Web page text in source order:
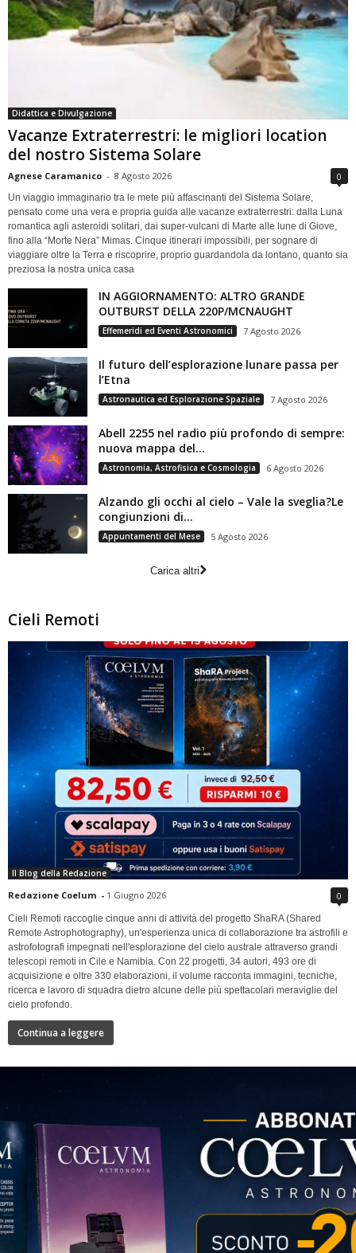
Didattica e Divulgazione
Vacanze Extraterrestri: le migliori location
del nostro Sistema Solare
Agnese Caramanico - 8 Agosto 2026 0
Un viaggio immaginario tra le mete più affascinanti del Sistema Solare,
pensato come una vera e propria guida alle vacanze extraterrestri: dalla Luna
romantica agli asteroidi solitari, dai super-vulcani di Marte alle lune di Giove,
fino alla “Morte Nera” Mimas. Cinque itinerari impossibili, per sognare di
viaggiare oltre la Terra e riscoprire, proprio guardandola da lontano, quanto sia
preziosa la nostra unica casa
IN AGGIORNAMENTO: ALTRO GRANDE
OUTBURST DELLA 220P/MCNAUGHT
Effemeridi ed Eventi Astronomici 7 Agosto 2026
Il futuro dell’esplorazione lunare passa per
l’Etna
Astronautica ed Esplorazione Spaziale 7 Agosto 2026
Abell 2255 nel radio più profondo di sempre:
nuova mappa del...
Astronomia, Astrofisica e Cosmologia 6 Agosto 2026
Alzando gli occhi al cielo – Vale la sveglia?Le
congiunzioni di...
Appuntamenti del Mese 5 Agosto 2026
Carica altri
Cieli Remoti
Il Blog della Redazione
Redazione Coelum - 1 Giugno 2026 0
Cieli Remoti raccoglie cinque anni di attività del progetto ShaRA (Shared
Remote Astrophotography), un'esperienza unica di collaborazione tra astrofili e
astrofotografi impegnati nell'esplorazione del cielo australe attraverso grandi
telescopi remoti in Cile e Namibia. Con 22 progetti, 34 autori, 493 ore di
acquisizione e oltre 330 elaborazioni, il volume racconta immagini, tecniche,
ricerca e lavoro di squadra dietro alcune delle più spettacolari meraviglie del
cielo profondo.
Continua a leggere